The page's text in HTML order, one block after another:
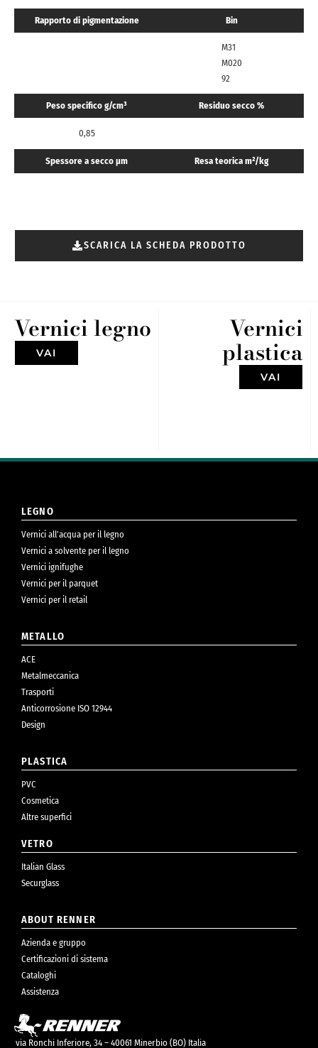
Rapporto di pigmentazione Bin
M31
M020
92
Peso specifico g/cm³
0,85
Residuo secco %
Spessore a secco μm Resa teorica m²/kg
SCARICA LA SCHEDA PRODOTTO
Vernici legno
VAI
Vernici
plastica
VAI
LEGNO
Vernici all’acqua per il legno
Vernici a solvente per il legno
Vernici ignifughe
Vernici per il parquet
Vernici per il retail
METALLO
ACE
Metalmeccanica
Trasporti
Anticorrosione ISO 12944
Design
PLASTICA
PVC
Cosmetica
Altre superfici
VETRO
Italian Glass
Securglass
ABOUT RENNER
Azienda e gruppo
Certificazioni di sistema
Cataloghi
Assistenza
via Ronchi Inferiore, 34 – 40061 Minerbio (BO) Italia